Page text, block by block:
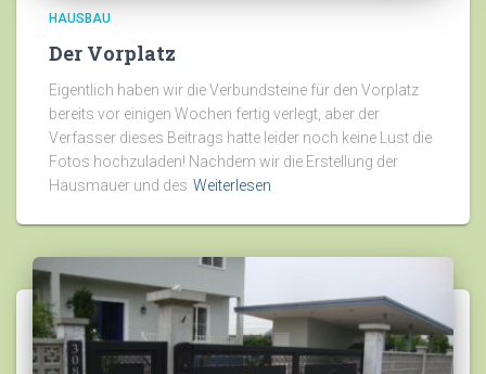
HAUSBAU
Der Vorplatz
Eigentlich haben wir die Verbundsteine für den Vorplatz
bereits vor einigen Wochen fertig verlegt, aber der
Verfasser dieses Beitrags hatte leider noch keine Lust die
Fotos hochzuladen! Nachdem wir die Erstellung der
Hausmauer und des Weiterlesen